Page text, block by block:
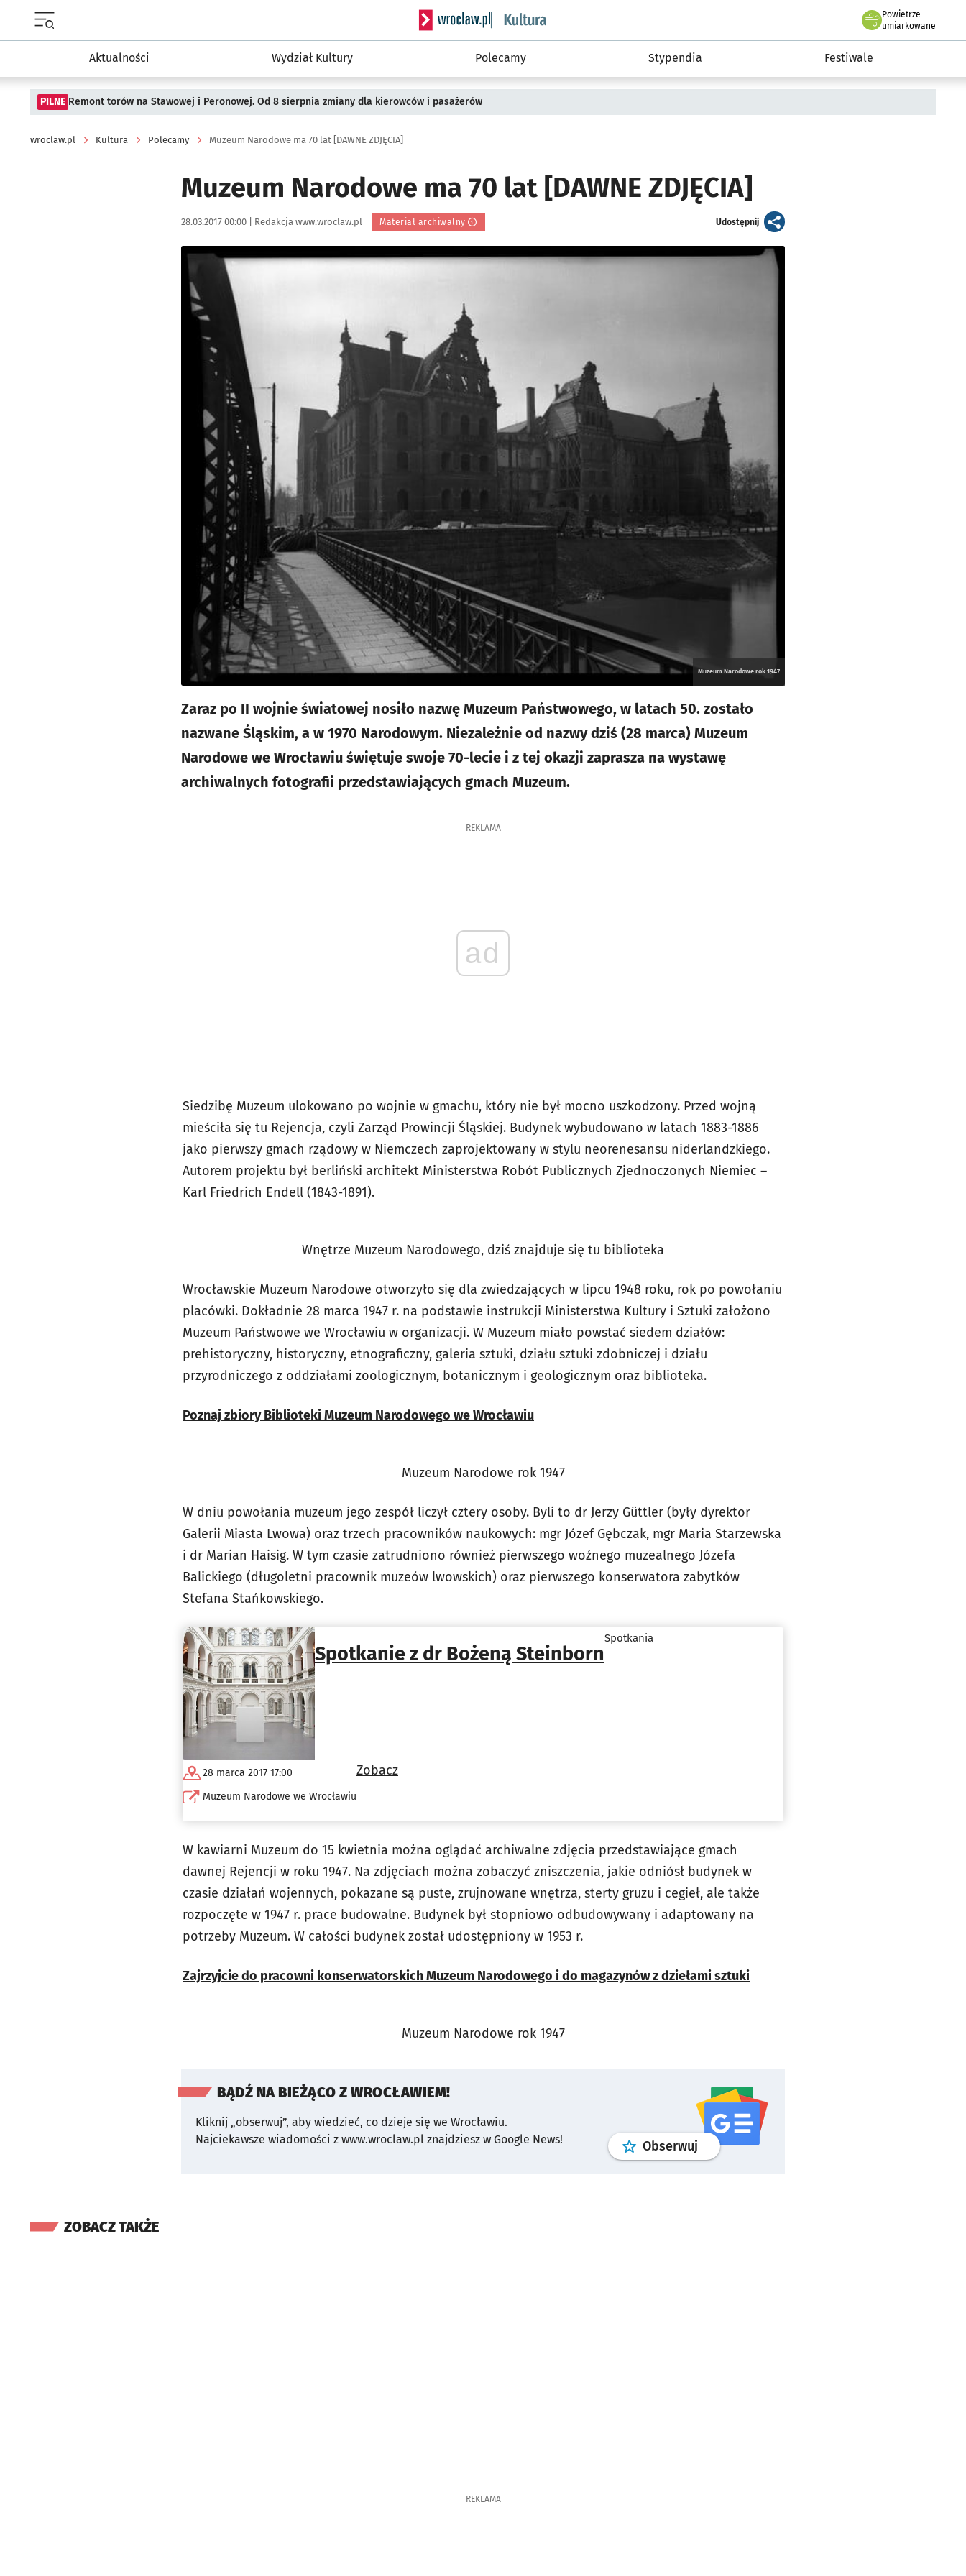
Serwis informacyjny wroclaw.pl podserwis: Kultura
Powietrze
we Wrocławiu
umiarkowane
Aktualności Wydział Kultury Polecamy Stypendia Festiwale
PILNE Remont torów na Stawowej i Peronowej. Od 8 sierpnia zmiany dla kierowców i pasażerów
wroclaw.pl Kultura Polecamy Muzeum Narodowe ma 70 lat [DAWNE ZDJĘCIA]
Muzeum Narodowe ma 70 lat [DAWNE ZDJĘCIA]
Data publikacji:
28.03.2017 00:00 | Autor:
Redakcja www.wroclaw.pl Materiał archiwalny Udostępnijartykuł
Kliknij, aby powiększyć
Muzeum Narodowe rok 1947
Zaraz po II wojnie światowej nosiło nazwę Muzeum Państwowego, w latach 50. zostało
nazwane Śląskim, a w 1970 Narodowym. Niezależnie od nazwy dziś (28 marca) Muzeum
Narodowe we Wrocławiu świętuje swoje 70-lecie i z tej okazji zaprasza na wystawę
archiwalnych fotografii przedstawiających gmach Muzeum.
REKLAMA
ad
Siedzibę Muzeum ulokowano po wojnie w gmachu, który nie był mocno uszkodzony. Przed wojną
mieściła się tu Rejencja, czyli Zarząd Prowincji Śląskiej. Budynek wybudowano w latach 1883-1886
jako pierwszy gmach rządowy w Niemczech zaprojektowany w stylu neorenesansu niderlandzkiego.
Autorem projektu był berliński architekt Ministerstwa Robót Publicznych Zjednoczonych Niemiec –
Karl Friedrich Endell (1843-1891).
Wnętrze Muzeum Narodowego, dziś znajduje się tu biblioteka
Wrocławskie Muzeum Narodowe otworzyło się dla zwiedzających w lipcu 1948 roku, rok po powołaniu
placówki. Dokładnie 28 marca 1947 r. na podstawie instrukcji Ministerstwa Kultury i Sztuki założono
Muzeum Państwowe we Wrocławiu w organizacji. W Muzeum miało powstać siedem działów:
prehistoryczny, historyczny, etnograficzny, galeria sztuki, działu sztuki zdobniczej i działu
przyrodniczego z oddziałami zoologicznym, botanicznym i geologicznym oraz biblioteka.
Poznaj zbiory Biblioteki Muzeum Narodowego we Wrocławiu
Muzeum Narodowe rok 1947
W dniu powołania muzeum jego zespół liczył cztery osoby. Byli to dr Jerzy Güttler (były dyrektor
Galerii Miasta Lwowa) oraz trzech pracowników naukowych: mgr Józef Gębczak, mgr Maria Starzewska
i dr Marian Haisig. W tym czasie zatrudniono również pierwszego woźnego muzealnego Józefa
Balickiego (długoletni pracownik muzeów lwowskich) oraz pierwszego konserwatora zabytków
Stefana Stańkowskiego.
Spotkanie z dr Bożeną Steinborn
Spotkania
28 marca 2017 17:00
Muzeum Narodowe we Wrocławiu
Zobacz
W kawiarni Muzeum do 15 kwietnia można oglądać archiwalne zdjęcia przedstawiające gmach
dawnej Rejencji w roku 1947. Na zdjęciach można zobaczyć zniszczenia, jakie odniósł budynek w
czasie działań wojennych, pokazane są puste, zrujnowane wnętrza, sterty gruzu i cegieł, ale także
rozpoczęte w 1947 r. prace budowalne. Budynek był stopniowo odbudowywany i adaptowany na
potrzeby Muzeum. W całości budynek został udostępniony w 1953 r.
Zajrzyjcie do pracowni konserwatorskich Muzeum Narodowego i do magazynów z dziełami sztuki
Muzeum Narodowe rok 1947
BĄDŹ NA BIEŻĄCO Z WROCŁAWIEM!
Kliknij „obserwuj”, aby wiedzieć, co dzieje się we Wrocławiu.
Najciekawsze wiadomości z www.wroclaw.pl znajdziesz w Google News!
Obserwuj profilgoogle news
ZOBACZ TAKŻE
REKLAMA